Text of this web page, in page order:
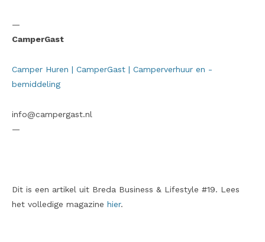
—
CamperGast
Camper Huren | CamperGast | Camperverhuur en -
bemiddeling
info@campergast.nl
—
Dit is een artikel uit Breda Business & Lifestyle #19. Lees
het volledige magazine hier.